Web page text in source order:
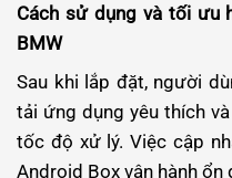
Cách sử dụng và tối ưu
BMW
Sau khi lắp đặt, người
tải ứng dụng yêu thích
tốc độ xử lý. Việc cập
Android Box vận hành ổn